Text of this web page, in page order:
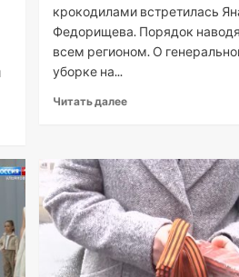
крокодилами встретилась
Федорищева. Порядок
всем регионом. О
уборке на...
Читать далее